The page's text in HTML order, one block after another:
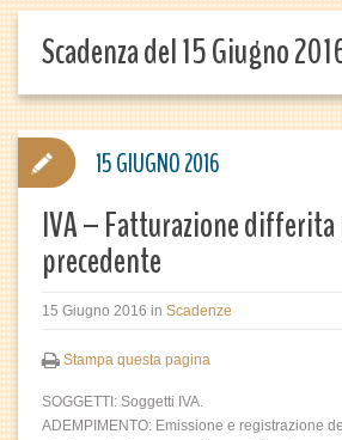
Scadenza del 15 Giugno
IVA – Fatturazione differita
precedente
15 Giugno 2016 in Scadenze
Stampa questa pagina
SOGGETTI: Soggetti IVA.
ADEMPIMENTO: Emissione e registrazione
15 GIUGNO 2016